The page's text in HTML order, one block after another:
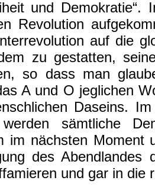
und
Revolution
auf die
zu gestatten,
so dass man
A und O jeglichen
Daseins.
werden sämtliche
im nächsten Moment
des Abendlandes
und gar in die